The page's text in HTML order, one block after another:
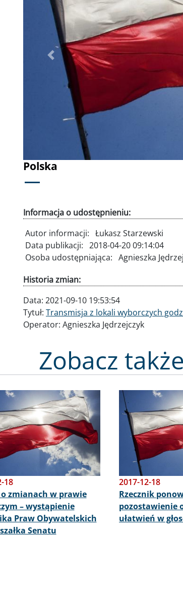
Polska
Poprzednie
Informacja o udostępnieniu:
Autor informacji: Łukasz Starzewski
Data publikacji: 2018-04-20 09:14:04
Osoba udostępniająca: Agnieszka
Historia zmian:
Data: 2021-09-10 19:53:54
Tytuł: Transmisja z lokali wyborczych
Operator: Agnieszka Jędrzejczyk
Zobacz także
18
zmianach w prawie
– wystąpienie
Praw Obywatelskich
Senatu
Obraz
2017-12-18
Rzecznik
pozostawienie
ułatwień w